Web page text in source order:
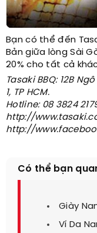
Bạn có thể đến
Bản giữa lòng Sài
20% cho tất cả
Tasaki BBQ: 12B
1, TP HCM.
Hotline: 08 3824
http://
http://
Có thể bạn
Giày
Ví Da